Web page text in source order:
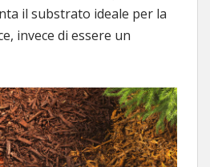
il substrato ideale per la
invece di essere un